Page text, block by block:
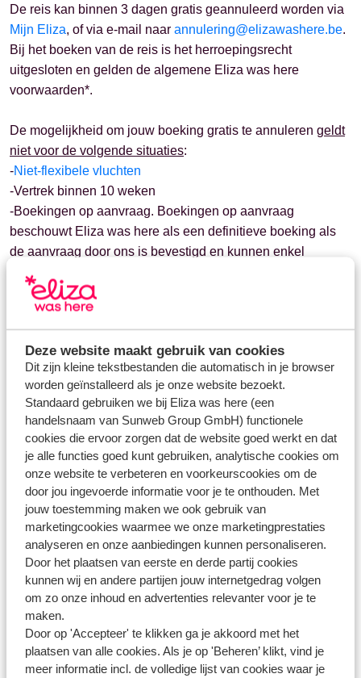
Deze website maakt gebruik van cookies
Dit zijn kleine tekstbestanden die automatisch in je browser
worden geïnstalleerd als je onze website bezoekt.
Standaard gebruiken we bij Eliza was here (een
handelsnaam van Sunweb Group GmbH) functionele
cookies die ervoor zorgen dat de website goed werkt en dat
je alle functies goed kunt gebruiken, analytische cookies om
onze website te verbeteren en voorkeurscookies om de
door jou ingevoerde informatie voor je te onthouden. Met
jouw toestemming maken we ook gebruik van
marketingcookies waarmee we onze marketingprestaties
analyseren en onze aanbiedingen kunnen personaliseren.
Door het plaatsen van eerste en derde partij cookies
kunnen wij en andere partijen jouw internetgedrag volgen
om zo onze inhoud en advertenties relevanter voor je te
maken.
Door op 'Accepteer' te klikken ga je akkoord met het
plaatsen van alle cookies. Als je op 'Beheren’ klikt, vind je
meer informatie incl. de volledige lijst van cookies waar je
De reis kan binnen 3 dagen gratis geannuleerd worden via
Mijn Eliza, of via e-mail naar annulering@elizawashere.be.
Bij het boeken van de reis is het herroepingsrecht
uitgesloten en gelden de algemene Eliza was here
voorwaarden*.
De mogelijkheid om jouw boeking gratis te annuleren geldt
niet voor de volgende situaties:
-Niet-flexibele vluchten
-Vertrek binnen 10 weken
-Boekingen op aanvraag. Boekingen op aanvraag
beschouwt Eliza was here als een definitieve boeking als
de aanvraag door ons is bevestigd en kunnen enkel
geannuleerd worden volgens de algemene voorwaarden*.
-Reeds bestaande boekingen. Ook boekingen die op een
later tijdstip nog gewijzigd worden (bijvoorbeeld een
nieuwe vertrekdatum, of iemand die wordt bijgeboekt)
kunnen niet meer kosteloos geannuleerd worden.
-Evenementen of arrangementen waarbij specifiek in de
aanbieding is opgenomen dat gratis annuleren niet mogelijk
Het wettelijke herroepingsrecht is niet van toepassing op de
bij Eliza was here af te nemen reizen, omdat het gaat om
diensten betreffende logies en vervoer, te verrichten op een
bepaalde datum of tijdens een bepaalde periode. Echter,
indien je een boeking hebt gemaakt uit het aanbod van
Eliza was here, dan heb je de mogelijkheid om binnen
eerder genoemde termijn jouw boeking gratis te annuleren
wanneer jouw vakantie aan bovenstaande voorwaarden
voldoet. Bij Eliza was here hanteren we een ruimere
regeling dan de ANVR Reisvoorwaarden jou geven in art
1.3 van de ANVR Reisvoorwaarden.